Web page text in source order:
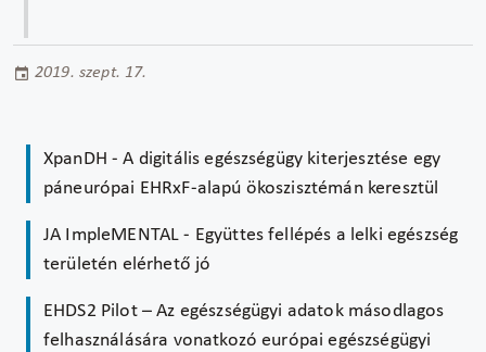
2019. szept. 17.
XpanDH - A digitális egészségügy kiterjesztése egy
páneurópai EHRxF-alapú ökoszisztémán keresztül
JA ImpleMENTAL - Együttes fellépés a lelki egészség
területén elérhető jó
EHDS2 Pilot – Az egészségügyi adatok másodlagos
felhasználására vonatkozó európai egészségügyi